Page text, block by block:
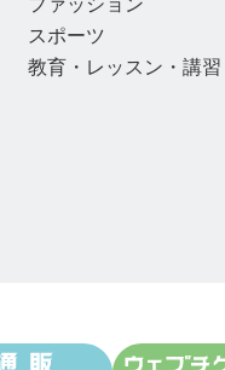
スポーツ
教育・レッスン・講習